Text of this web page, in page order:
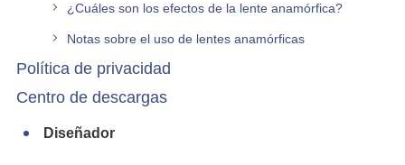
¿Cuáles son los efectos de la lente anamórfica?
Notas sobre el uso de lentes anamórficas
Política de privacidad
Centro de descargas
Diseñador